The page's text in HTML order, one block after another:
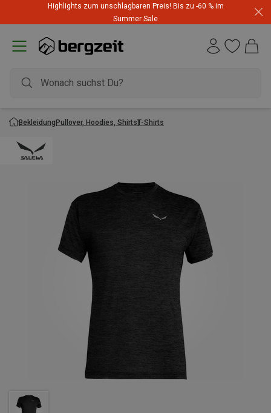
Highlights zum unschlagbaren Preis! Bis zu -60 % im
Summer Sale
BekleidungPullover, Hoodies, ShirtsT-Shirts